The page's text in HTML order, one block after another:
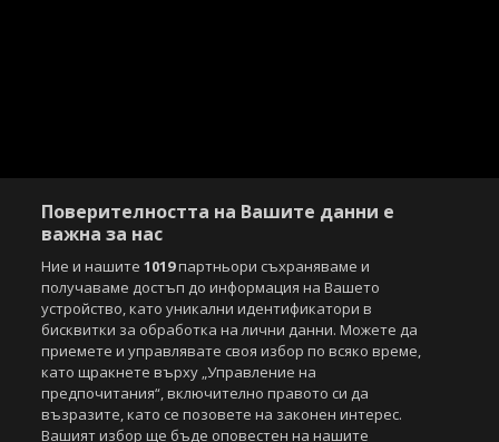
Поверителността на Вашите данни е
важна за нас
Ние и нашите1019партньори съхраняваме и
получаваме достъп до информация на Вашето
устройство, като уникални идентификатори в
бисквитки за обработка на лични данни. Можете да
приемете и управлявате своя избор по всяко време,
като щракнете върху „Управление на
предпочитания“, включително правото си да
възразите, като се позовете на законен интерес.
Вашият избор ще бъде оповестен на нашите